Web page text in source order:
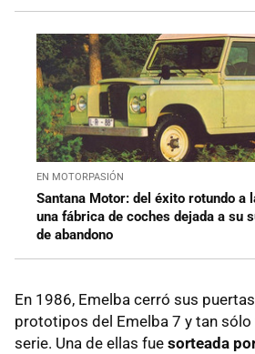
EN MOTORPASIÓN
Santana Motor: del éxito rotundo a
una fábrica de coches dejada a su
de abandono
En 1986, Emelba cerró sus
prototipos del Emelba 7 y tan
serie. Una de ellas fue sorteada